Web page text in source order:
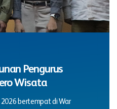
Pengurus
Wisata
2026 bertempat di War